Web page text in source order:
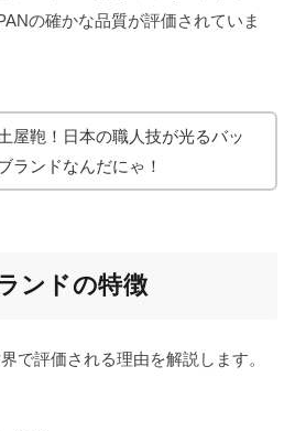
の確かな品質が評価されていま
屋鞄！日本の職人技が光るバッ
ランドなんだにゃ！
ンドの特徴
で評価される理由を解説します。